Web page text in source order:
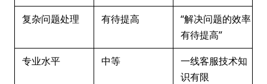
复杂问题处理
有待提高
“解决问题的效率
有待提高”
专业水平
中等
一线客服技术知
识有限